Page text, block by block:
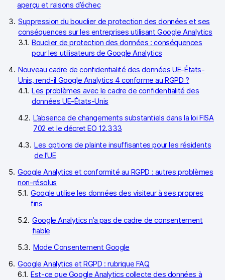
aperçu et raisons d’échec
Suppression du bouclier de protection des données et ses
conséquences sur les entreprises utilisant Google Analytics
Bouclier de protection des données : conséquences
pour les utilisateurs de Google Analytics
Nouveau cadre de confidentialité des données UE-États-
Unis, rend-il Google Analytics 4 conforme au RGPD ?
Les problèmes avec le cadre de confidentialité des
données UE-États-Unis
L’absence de changements substantiels dans la loi FISA
702 et le décret EO 12.333
Les options de plainte insuffisantes pour les résidents
de l’UE
Google Analytics et conformité au RGPD : autres problèmes
non-résolus
Google utilise les données des visiteur à ses propres
fins
Google Analytics n’a pas de cadre de consentement
fiable
Mode Consentement Google
Google Analytics et RGPD : rubrique FAQ
Est-ce que Google Analytics collecte des données à